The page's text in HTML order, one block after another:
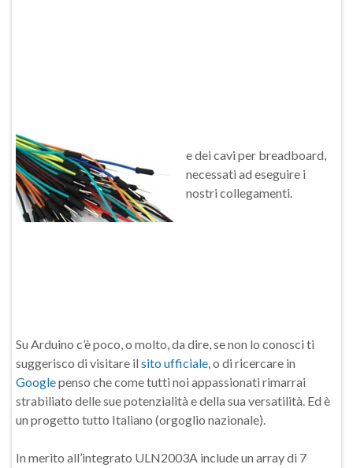
e dei cavi per breadboard,
necessati ad eseguire i
nostri collegamenti.
Su Arduino c’è poco, o molto, da dire, se non lo conosci ti
suggerisco di visitare il sito ufficiale, o di ricercare in
Googlepenso che come tutti noi appassionati rimarrai
strabiliato delle sue potenzialità e della sua versatilità. Ed è
un progetto tutto Italiano (orgoglio nazionale).
In merito all’integrato ULN2003A include un array di 7